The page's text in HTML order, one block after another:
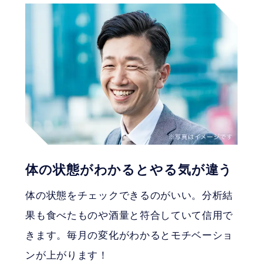
カートに入れる
体の状態がわかるとやる気が違う
体の状態をチェックできるのがいい。分析結
果も食べたものや酒量と符合していて信用で
きます。毎月の変化がわかるとモチベーショ
ンが上がります！